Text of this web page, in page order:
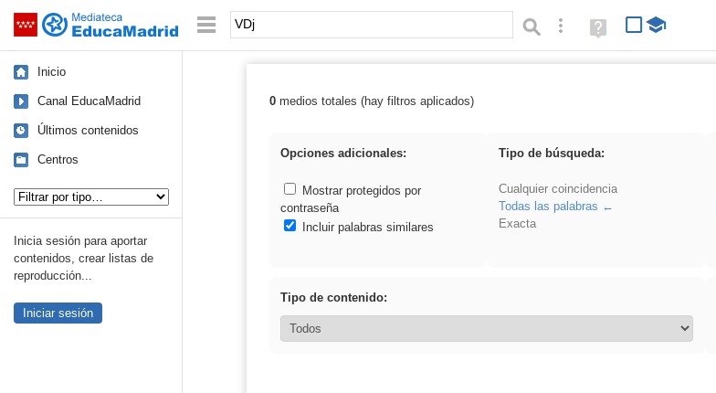
Saltar navegación Palabra o frase: Búsqueda avanzada
Ayuda
(en
Inicio
Canal EducaMadrid
Últimos contenidos
Centros
Inicia sesión para aportar
contenidos, crear listas de
reproducción...
Iniciar sesión
Resultados de: VDj
0medios totales (hay filtros aplicados)
Opciones adicionales:
Mostrar protegidos por
contraseña
Incluir palabras similares
Tipo de búsqueda:
Cualquier coincidencia
Todas las palabras
Exacta
Tipo de contenido: